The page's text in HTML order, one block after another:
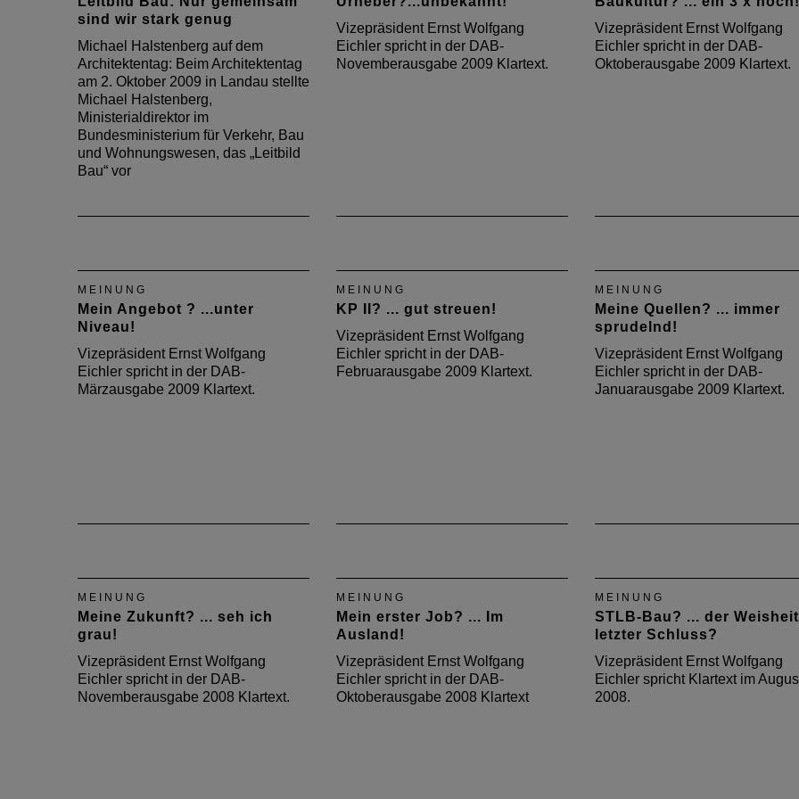
sind wir stark genug
Michael Halstenberg auf dem
Architektentag: Beim Architektentag
am 2. Oktober 2009 in Landau stellte
Michael Halstenberg,
Ministerialdirektor im
Bundesministerium für Verkehr, Bau
und Wohnungswesen, das „Leitbild
Bau“ vor
Vizepräsident Ernst Wolfgang
Eichler spricht in der DAB-
Novemberausgabe 2009 Klartext.
Vizepräsident Ernst Wolfgang
Eichler spricht in der DAB-
Oktoberausgabe 2009 Klartext.
MEINUNG
Mein Angebot ? ...unter
Niveau!
Vizepräsident Ernst Wolfgang
Eichler spricht in der DAB-
Märzausgabe 2009 Klartext.
MEINUNG
KP II? ... gut streuen!
Vizepräsident Ernst Wolfgang
Eichler spricht in der DAB-
Februarausgabe 2009 Klartext.
MEINUNG
Meine Quellen? ... immer
sprudelnd!
Vizepräsident Ernst Wolfgang
Eichler spricht in der DAB-
Januarausgabe 2009 Klartext.
MEINUNG
Meine Zukunft? ... seh ich
grau!
Vizepräsident Ernst Wolfgang
Eichler spricht in der DAB-
Novemberausgabe 2008 Klartext.
MEINUNG
Mein erster Job? ... Im
Ausland!
Vizepräsident Ernst Wolfgang
Eichler spricht in der DAB-
Oktoberausgabe 2008 Klartext
MEINUNG
STLB-Bau? ... der Weisheit
letzter Schluss?
Vizepräsident Ernst Wolfgang
Eichler spricht Klartext im
2008.